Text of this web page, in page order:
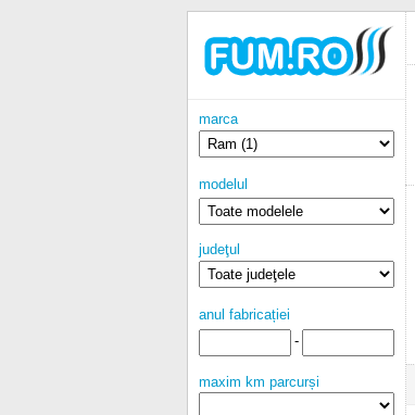
marca
modelul
judeţul
anul fabricației
-
maxim km parcurși